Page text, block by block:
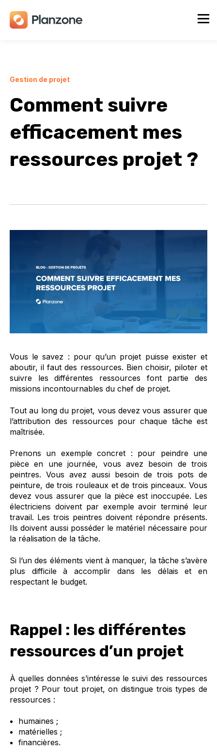
Gestion de projet
Comment suivre
efficacement mes
ressources projet ?
Vous le savez : pour qu’un projet puisse exister et
aboutir, il faut des ressources. Bien choisir, piloter et
suivre les différentes ressources font partie des
missions incontournables du chef de projet.
Tout au long du projet, vous devez vous assurer que
l’attribution des ressources pour chaque tâche est
maîtrisée.
Prenons un exemple concret : pour peindre une
pièce en une journée, vous avez besoin de trois
peintres. Vous avez aussi besoin de trois pots de
peinture, de trois rouleaux et de trois pinceaux. Vous
devez vous assurer que la pièce est inoccupée. Les
électriciens doivent par exemple avoir terminé leur
travail. Les trois peintres doivent répondre présents.
Ils doivent aussi posséder le matériel nécessaire pour
la réalisation de la tâche.
Si l’un des éléments vient à manquer, la tâche s’avère
plus difficile à accomplir dans les délais et en
respectant le budget.
Rappel : les différentes
ressources d’un projet
À quelles données s’intéresse le suivi des ressources
projet ? Pour tout projet, on distingue trois types de
ressources :
humaines ;
matérielles ;
financières.